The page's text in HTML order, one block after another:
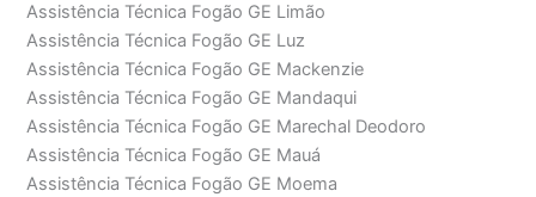
Assistência Técnica Fogão GE Limão
Assistência Técnica Fogão GE Luz
Assistência Técnica Fogão GE Mackenzie
Assistência Técnica Fogão GE Mandaqui
Assistência Técnica Fogão GE Marechal Deodoro
Assistência Técnica Fogão GE Mauá
Assistência Técnica Fogão GE Moema